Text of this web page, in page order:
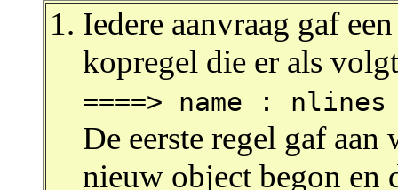
Iedere aanvraag gaf een
kopregel die er als
====> name : nlines
De eerste regel gaf aan
nieuw object begon en